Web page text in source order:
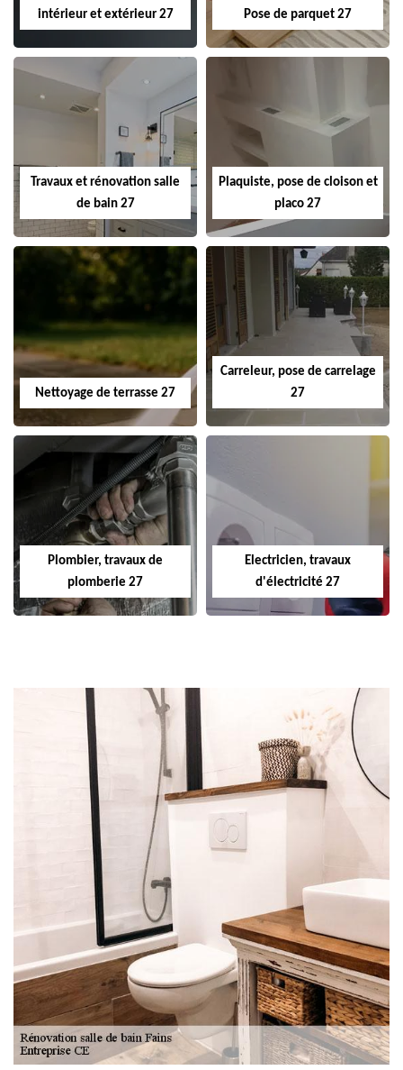
intérieur et extérieur 27
Pose de parquet 27
Travaux et rénovation salle
de bain 27
Plaquiste, pose de cloison et
placo 27
Nettoyage de terrasse 27
Carreleur, pose de carrelage
27
Plombier, travaux de
plomberie 27
Electricien, travaux
d'électricité 27